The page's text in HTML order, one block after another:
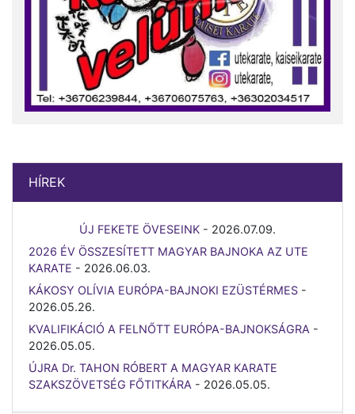
HÍREK
ÚJ FEKETE ÖVESEINK - 2026.07.09.
2026 ÉV ÖSSZESÍTETT MAGYAR BAJNOKA AZ UTE
KARATE - 2026.06.03.
KÁKOSY OLÍVIA EURÓPA-BAJNOKI EZÜSTÉRMES -
2026.05.26.
KVALIFIKÁCIÓ A FELNŐTT EURÓPA-BAJNOKSÁGRA -
2026.05.05.
ÚJRA Dr. TAHON RÓBERT A MAGYAR KARATE
SZAKSZÖVETSÉG FŐTITKÁRA - 2026.05.05.